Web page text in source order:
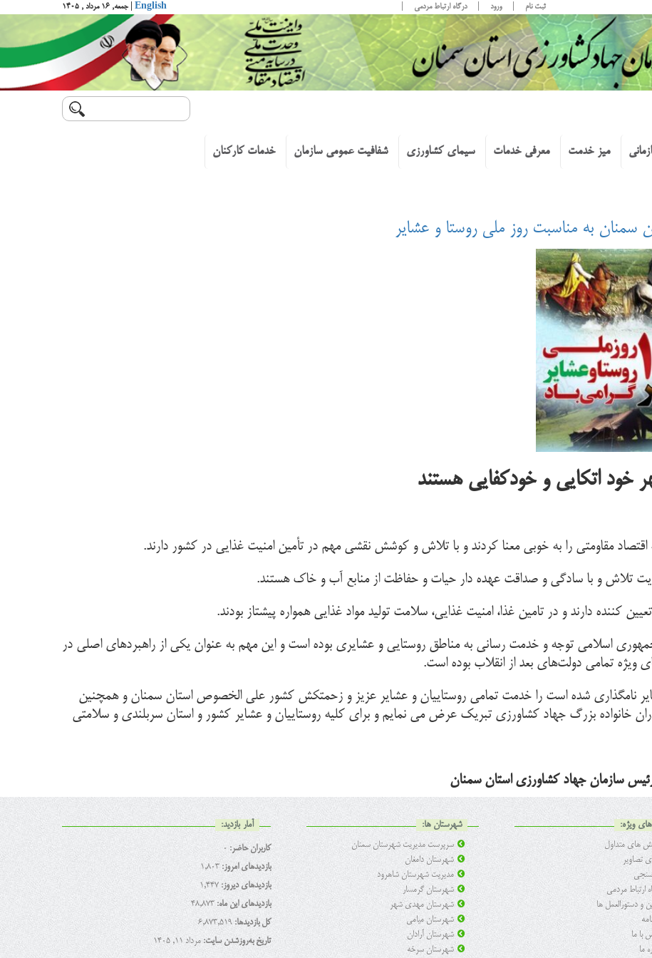
English | جمعه, ۱۶ مرداد , ۱۴۰۵ ثبت نام ورود درگاه ارتباط مردمی
میز خدمت معرفی خدمات سیمای کشاورزی شفافیت عمومی سازمان خدمات کارکنان
به مناسبت روز ملی روستا و عشایر
خود اتکایی و خودکفایی هستند
اقتصاد مقاومتی را به خوبی معنا کردند و با تلاش و کوشش نقشی مهم در تأمین امنیت غذایی در کشور دارند.
تلاش و با سادگی و صداقت عهده دار حیات و حفاظت از منابع آب و خاک هستند.
کننده دارند و در تامین غذا، امنیت غذایی، سلامت تولید مواد غذایی همواره پیشتاز بودند.
اسلامی توجه و خدمت رسانی به مناطق روستایی و عشایری بوده است و این مهم به عنوان یکی از راهبردهای اصلی در
ویژه تمامی دولت‌های بعد از انقلاب بوده است.
و عشایر نامگذاری شده است را خدمت تمامی روستاییان و عشایر عزیز و زحمتکش کشور علی الخصوص استان سمنان و همچنین
خانواده بزرگ جهاد کشاورزی تبریک عرض می نمایم و برای کلیه روستاییان و عشایر کشور و استان سربلندی و سلامتی
سازمان جهاد کشاورزی استان سمنان
آمار بازدید:
کاربران حاضر: 0
بازدیدهای امروز:1,803
بازدیدهای دیروز:1,447
بازدیدهای این ماه:48,873
کل بازدیدها:6,873,519
تاریخ به‌روزشدن سایت:مرداد ۱۱, ۱۴۰۵
شهرستان ها:
سرپرست مدیریت شهرستان سمنان
شهرستان دامغان
مدیریت شهرستان شاهرود
شهرستان گرمسار
شهرستان مهدی شهر
شهرستان میامی
شهرستان آرادان
شهرستان سرخه
ویژه:
های متداول
تصاویر
ارتباط مردمی
و دستورالعمل ها
با ما
ما